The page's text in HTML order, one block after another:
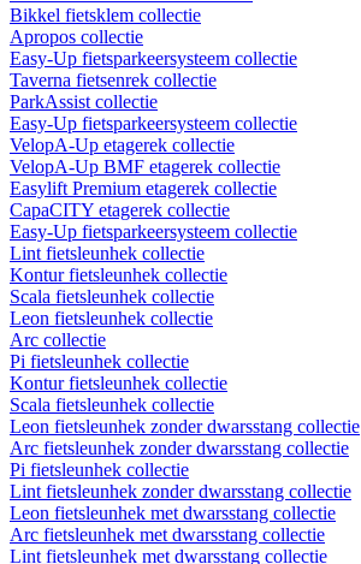
Bikkel fietsklem collectie
Apropos collectie
Easy-Up fietsparkeersysteem collectie
Taverna fietsenrek collectie
ParkAssist collectie
Easy-Up fietsparkeersysteem collectie
VelopA-Up etagerek collectie
VelopA-Up BMF etagerek collectie
Easylift Premium etagerek collectie
CapaCITY etagerek collectie
Easy-Up fietsparkeersysteem collectie
Lint fietsleunhek collectie
Kontur fietsleunhek collectie
Scala fietsleunhek collectie
Leon fietsleunhek collectie
Arc collectie
Pi fietsleunhek collectie
Kontur fietsleunhek collectie
Scala fietsleunhek collectie
Leon fietsleunhek zonder dwarsstang collectie
Arc fietsleunhek zonder dwarsstang collectie
Pi fietsleunhek collectie
Lint fietsleunhek zonder dwarsstang collectie
Leon fietsleunhek met dwarsstang collectie
Arc fietsleunhek met dwarsstang collectie
Lint fietsleunhek met dwarsstang collectie